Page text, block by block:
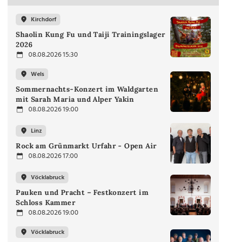
Kirchdorf
Shaolin Kung Fu und Taiji Trainingslager
2026
08.08.2026 15:30
Wels
Sommernachts-Konzert im Waldgarten
mit Sarah Maria und Alper Yakin
08.08.2026 19:00
Linz
Rock am Grünmarkt Urfahr - Open Air
08.08.2026 17:00
Vöcklabruck
Pauken und Pracht – Festkonzert im
Schloss Kammer
08.08.2026 19:00
Vöcklabruck